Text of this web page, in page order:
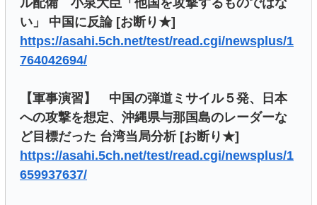
ル配備 小泉大臣「他国を攻撃するものではな
い」 中国に反論 [お断り★]
https://asahi.5ch.net/test/read.cgi/newsplus/1
764042694/
【軍事演習】 中国の弾道ミサイル５発、日本
への攻撃を想定、沖縄県与那国島のレーダーな
ど目標だった 台湾当局分析 [お断り★]
https://asahi.5ch.net/test/read.cgi/newsplus/1
659937637/